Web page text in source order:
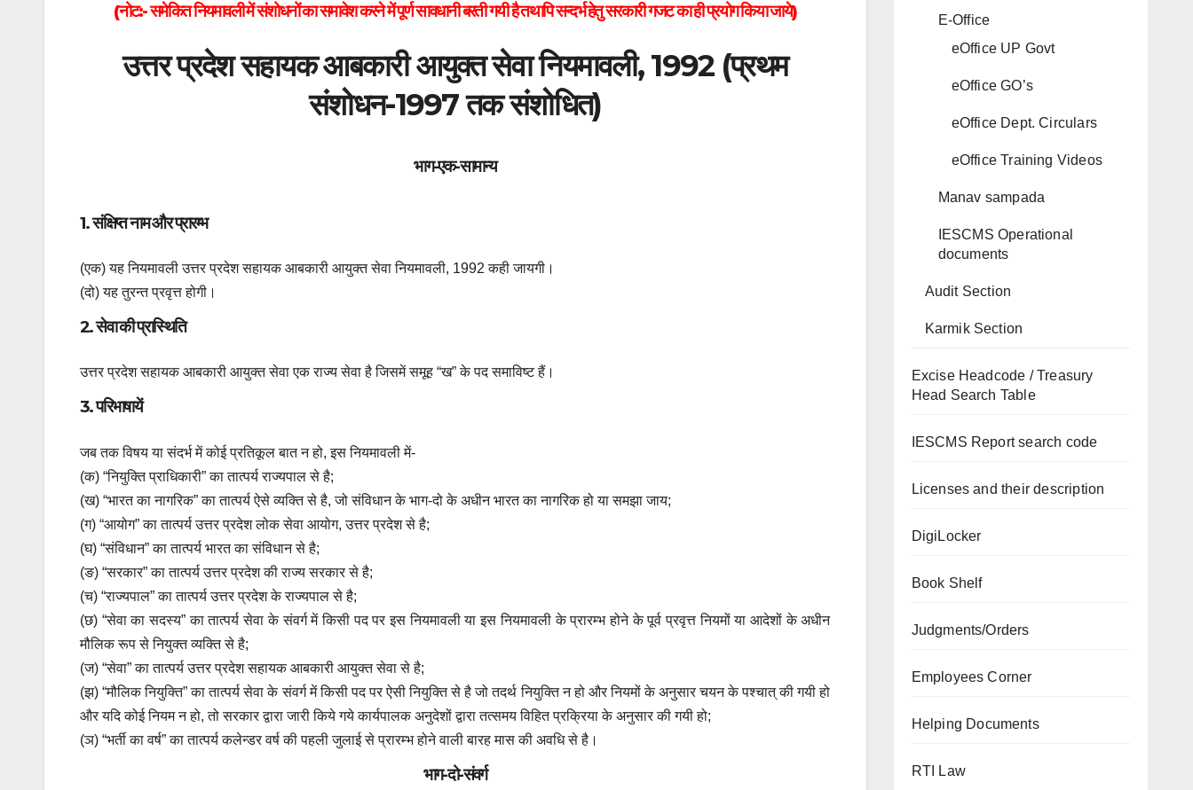
(नोट:- समेकित नियमावली में संशोधनों का समावेश करने में पूर्ण सावधानी बरती गयी है तथापि सन्दर्भ हेतु सरकारी गजट का ही प्रयोग किया जाये)
उत्तर प्रदेश सहायक आबकारी आयुक्त सेवा नियमावली, 1992 (प्रथम
संशोधन-1997 तक संशोधित)
भाग-एक-सामान्य
1. संक्षिप्त नाम और प्रारम्भ
(एक) यह नियमावली उत्तर प्रदेश सहायक आबकारी आयुक्त सेवा नियमावली, 1992 कही जायगी।
(दो) यह तुरन्त प्रवृत्त होगी।
2. सेवा की प्रास्थिति
उत्तर प्रदेश सहायक आबकारी आयुक्त सेवा एक राज्य सेवा है जिसमें समूह “ख” के पद समाविष्ट हैं।
3. परिभाषायें
जब तक विषय या संदर्भ में कोई प्रतिकूल बात न हो, इस नियमावली में-
(क) “नियुक्ति प्राधिकारी” का तात्पर्य राज्यपाल से है;
(ख) “भारत का नागरिक” का तात्पर्य ऐसे व्यक्ति से है, जो संविधान के भाग-दो के अधीन भारत का नागरिक हो या समझा जाय;
(ग) “आयोग” का तात्पर्य उत्तर प्रदेश लोक सेवा आयोग, उत्तर प्रदेश से है;
(घ) “संविधान” का तात्पर्य भारत का संविधान से है;
(ङ) “सरकार” का तात्पर्य उत्तर प्रदेश की राज्य सरकार से है;
(च) “राज्यपाल” का तात्पर्य उत्तर प्रदेश के राज्यपाल से है;
(छ) “सेवा का सदस्य” का तात्पर्य सेवा के संवर्ग में किसी पद पर इस नियमावली या इस नियमावली के प्रारम्भ होने के पूर्व प्रवृत्त नियमों या आदेशों के अधीन
मौलिक रूप से नियुक्त व्यक्ति से है;
(ज) “सेवा” का तात्पर्य उत्तर प्रदेश सहायक आबकारी आयुक्त सेवा से है;
(झ) “मौलिक नियुक्ति” का तात्पर्य सेवा के संवर्ग में किसी पद पर ऐसी नियुक्ति से है जो तदर्थ नियुक्ति न हो और नियमों के अनुसार चयन के पश्चात् की गयी हो
और यदि कोई नियम न हो, तो सरकार द्वारा जारी किये गये कार्यपालक अनुदेशों द्वारा तत्समय विहित प्रक्रिया के अनुसार की गयी हो;
(ञ) “भर्ती का वर्ष” का तात्पर्य कलेन्डर वर्ष की पहली जुलाई से प्रारम्भ होने वाली बारह मास की अवधि से है।
भाग-दो-संवर्ग
E-Office
eOffice UP Govt
eOffice GO’s
eOffice Dept. Circulars
eOffice Training Videos
Manav sampada
IESCMS Operational
documents
Audit Section
Karmik Section
Excise Headcode / Treasury
Head Search Table
IESCMS Report search code
Licenses and their description
DigiLocker
Book Shelf
Judgments/Orders
Employees Corner
Helping Documents
RTI Law